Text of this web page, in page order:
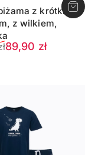
z krótkim
z wilkiem,
89,90 zł
price